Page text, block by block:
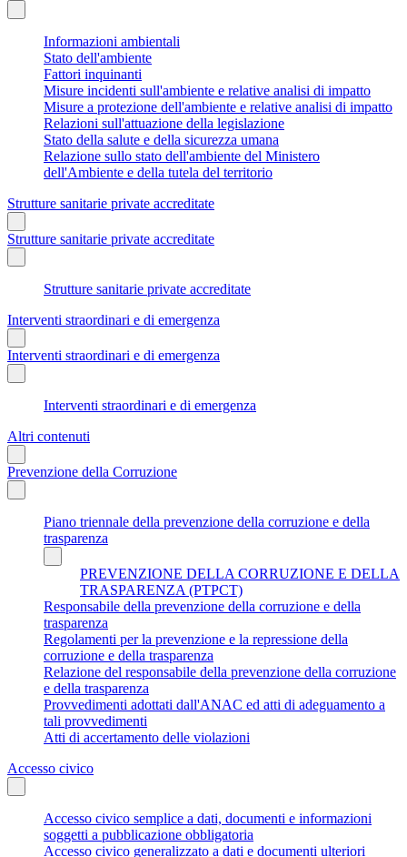
Informazioni ambientali
Stato dell'ambiente
Fattori inquinanti
Misure incidenti sull'ambiente e relative analisi di impatto
Misure a protezione dell'ambiente e relative analisi di impatto
Relazioni sull'attuazione della legislazione
Stato della salute e della sicurezza umana
Relazione sullo stato dell'ambiente del Ministero
dell'Ambiente e della tutela del territorio
Strutture sanitarie private accreditate
Strutture sanitarie private accreditate
Strutture sanitarie private accreditate
Interventi straordinari e di emergenza
Interventi straordinari e di emergenza
Interventi straordinari e di emergenza
Altri contenuti
Prevenzione della Corruzione
Piano triennale della prevenzione della corruzione e della
trasparenza
PREVENZIONE DELLA CORRUZIONE E DELLA
TRASPARENZA (PTPCT)
Responsabile della prevenzione della corruzione e della
trasparenza
Regolamenti per la prevenzione e la repressione della
corruzione e della trasparenza
Relazione del responsabile della prevenzione della corruzione
e della trasparenza
Provvedimenti adottati dall'ANAC ed atti di adeguamento a
tali provvedimenti
Atti di accertamento delle violazioni
Accesso civico
Accesso civico semplice a dati, documenti e informazioni
soggetti a pubblicazione obbligatoria
Accesso civico generalizzato a dati e documenti ulteriori